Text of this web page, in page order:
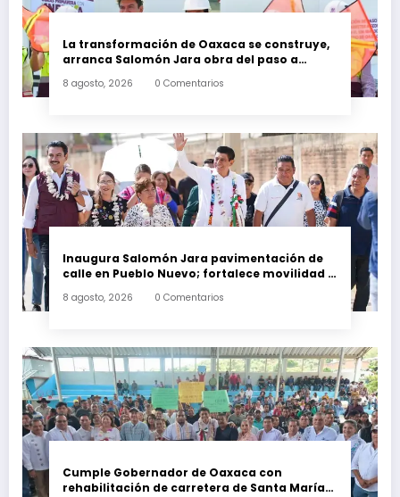
La transformación de Oaxaca se construye,
arranca Salomón Jara obra del paso a
kilómetro 184 + 300
8 agosto, 2026 0 Comentarios
Inaugura Salomón Jara pavimentación de
calle en Pueblo Nuevo; fortalece movilidad y
8 agosto, 2026 0 Comentarios
Cumple Gobernador de Oaxaca con
rehabilitación de carretera de Santa María